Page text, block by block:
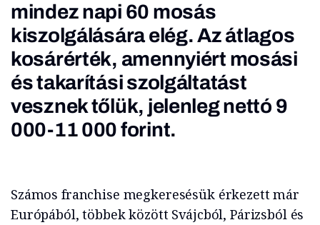
mindez napi 60 mosás
kiszolgálására elég. Az átlagos
kosárérték, amennyiért mosási
és takarítási szolgáltatást
vesznek tőlük, jelenleg nettó 9
000-11 000 forint.
Számos franchise megkeresésük érkezett már
Európából, többek között Svájcból, Párizsból és